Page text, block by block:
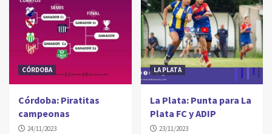
CÓRDOBA
Córdoba: Piratitas
campeonas
24/11/2023
LA PLATA
La Plata: Punta para La
Plata FC y ADIP
23/11/2023